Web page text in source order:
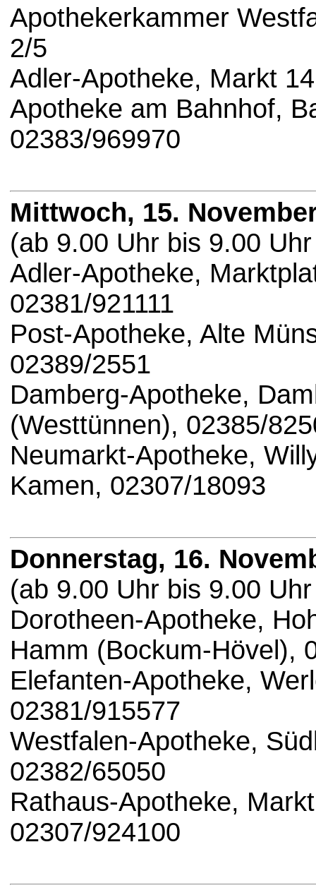
Apothekerkammer
2/5
Adler-Apotheke, Markt
Apotheke am Bahnhof,
02383/969970
Mittwoch, 15.
(ab 9.00 Uhr bis 9.00
Adler-Apotheke,
02381/921111
Post-Apotheke, Alte
02389/2551
Damberg-Apotheke,
(Westtünnen), 02385/
Neumarkt-Apotheke,
Kamen, 02307/18093
Donnerstag, 16.
(ab 9.00 Uhr bis 9.00
Dorotheen-Apotheke,
Hamm (Bockum-Hövel),
Elefanten-Apotheke,
02381/915577
Westfalen-Apotheke,
02382/65050
Rathaus-Apotheke,
02307/924100